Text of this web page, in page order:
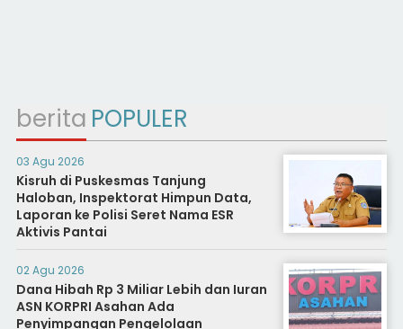
berita POPULER
03 Agu 2026
Kisruh di Puskesmas Tanjung
Haloban, Inspektorat Himpun Data,
Laporan ke Polisi Seret Nama ESR
Aktivis Pantai
02 Agu 2026
Dana Hibah Rp 3 Miliar Lebih dan Iuran
ASN KORPRI Asahan Ada
Penyimpangan Pengelolaan